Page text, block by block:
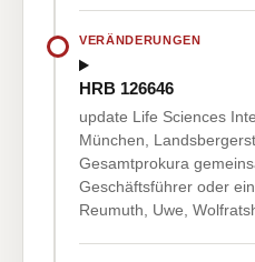
VERÄNDERUNGEN
HRB 126646
update Life Sciences
München,
Gesamtprokura
Geschäftsführer oder
Reumuth, Uwe,